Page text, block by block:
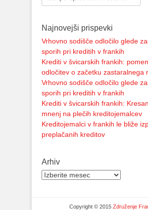
for:
Najnovejši prispevki
Vrhovno sodišče odločilo glede
sporih pri kreditih v frankih
Krediti v švicarskih frankih:
odločitev o začetku zastaralnega
Vrhovno sodišče odločilo glede
sporih pri kreditih v frankih
Krediti v švicarskih frankih:
mnenj na plečih kreditojemalcev
Kreditojemalci v frankih le bliže
preplačanih kreditov
Arhiv
Copyright © 2015 Združenje